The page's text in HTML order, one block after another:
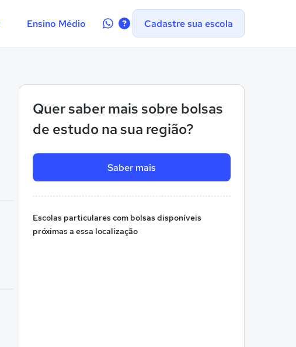
Ensino Médio
Contate-Cadastre sua escola
Quer saber mais sobre bolsas
de estudo na sua região?
Saber mais
Escolas particulares com bolsas disponíveis
próximas a essa localização